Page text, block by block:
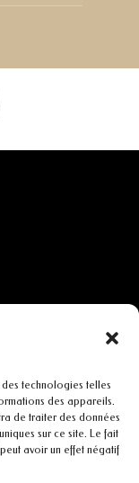
technologies telles
des appareils.
de traiter des données
sur ce site. Le fait
avoir un effet négatif